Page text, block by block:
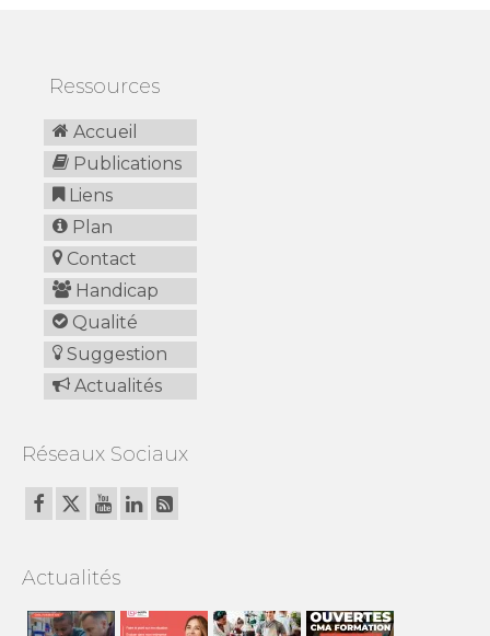
Ressources
Accueil
Publications
Liens
Plan
Contact
Handicap
Qualité
Suggestion
Actualités
Réseaux Sociaux
Actualités